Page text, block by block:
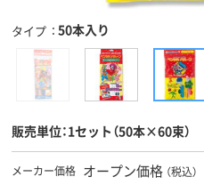
タイプ 50本入り
販売単位：1セット（50本×60束）
メーカー価格 オープン価格 （税込）